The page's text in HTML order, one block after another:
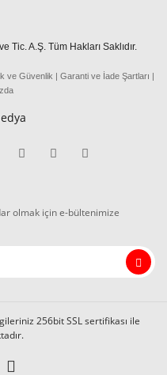
Tic. A.Ş. Tüm Hakları Saklıdır.
ve Güvenlik | Garanti ve İade Şartları |
olmak için e-bültenimize
256bit SSL sertifikası ile